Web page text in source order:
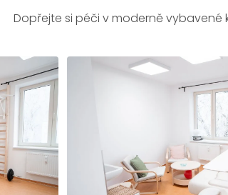
Dopřejte si péči v moderně vybavené